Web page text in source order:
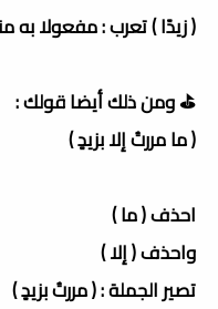
( زيدًا ) تعرب : مفعولا به
⛳️ ومن ذلك أيضا قولك :
( ما مررتُ إلا بزيدٍ )
احذف ( ما )
واحذف ( إلا )
تصير الجملة : ( مررتُ بزيدٍ )